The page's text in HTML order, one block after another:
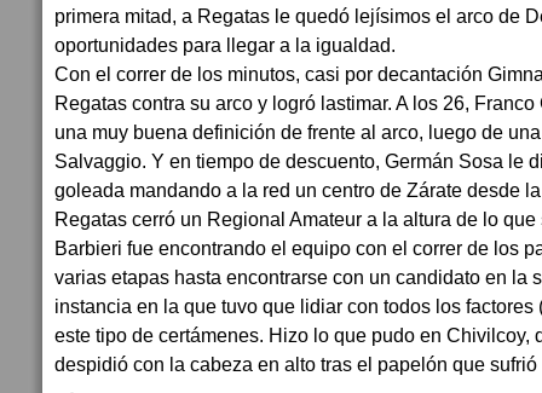
primera mitad, a Regatas le quedó lejísimos el arco de
oportunidades para llegar a la igualdad.
Con el correr de los minutos, casi por decantación
Regatas contra su arco y logró lastimar. A los 26,
una muy buena definición de frente al arco, luego de
Salvaggio. Y en tiempo de descuento, Germán Sosa le
goleada mandando a la red un centro de Zárate desde
Regatas cerró un Regional Amateur a la altura de lo
Barbieri fue encontrando el equipo con el correr de los
varias etapas hasta encontrarse con un candidato en la
instancia en la que tuvo que lidiar con todos los factores
este tipo de certámenes. Hizo lo que pudo en Chivilcoy,
despidió con la cabeza en alto tras el papelón que